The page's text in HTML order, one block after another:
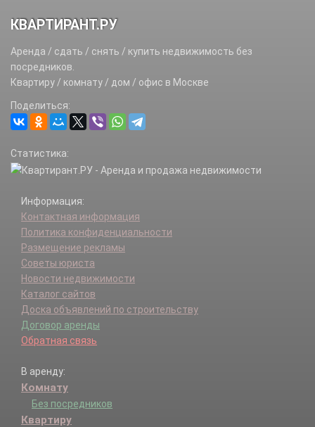
КВАРТИРАНТ.РУ
Аренда / сдать / снять / купить недвижимость без
посредников.
Квартиру / комнату / дом / офис в Москве
Поделиться:
Статистика:
Информация:
Контактная информация
Политика конфиденциальности
Размещение рекламы
Советы юриста
Новости недвижимости
Каталог сайтов
Доска объявлений по строительству
Договор аренды
Обратная связь
В аренду:
Комнату
Без посредников
Квартиру